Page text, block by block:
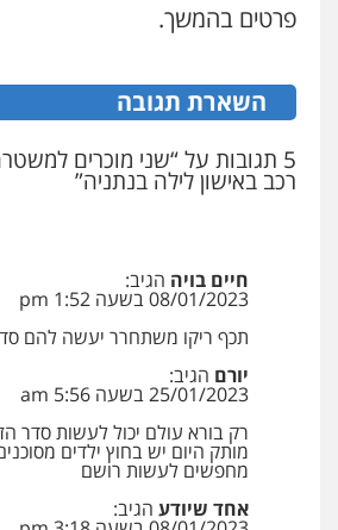
פלילי פשיעה חמורה
0522992110
משרד עורכי דין
0549911449
עו"ד עידית שינו-
חמורה
פרטים בהמשך.
השארת תגובה
5 תגובות על “שני מוכרים
רכב באישון לילה בנתניה”
חיים בויה הגיב:
08/01/2023 בשעה 1:52 pm
תכף ריקו משתחרר יעשה להם
יורם הגיב:
25/01/2023 בשעה 5:56 am
רק בורא עולם יכול לעשות סדר
מותק היום יש בחוץ ילדים
מחפשים לעשות רושם
אחד שיודע הגיב:
0544712201
עו"ד בועז קניג
ויקי שמואל – משרד
פלילי משפט פלילי
קורל קרוז – עורך דין
משפט פלילי
0545437431